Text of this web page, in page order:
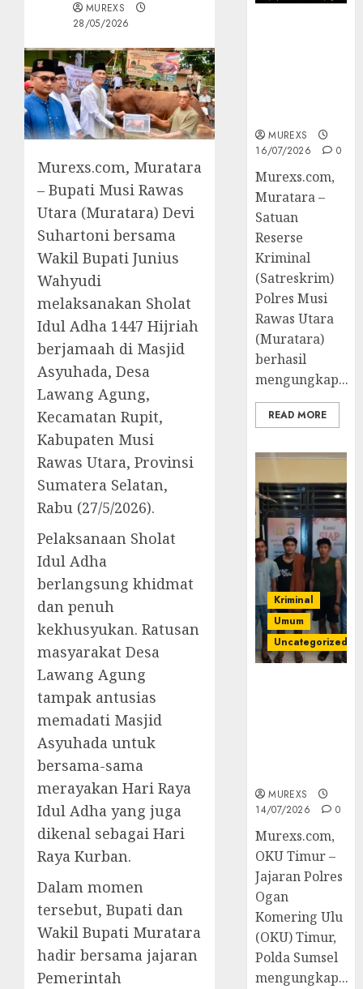
MUREXS
28/05/2026
Murexs.com, Muratara
– Bupati Musi Rawas
Utara (Muratara) Devi
Suhartoni bersama
Wakil Bupati Junius
Wahyudi
melaksanakan Sholat
Idul Adha 1447 Hijriah
berjamaah di Masjid
Asyuhada, Desa
Lawang Agung,
Kecamatan Rupit,
Kabupaten Musi
Rawas Utara, Provinsi
Sumatera Selatan,
Rabu (27/5/2026).
Pelaksanaan Sholat
Idul Adha
berlangsung khidmat
dan penuh
kekhusyukan. Ratusan
masyarakat Desa
Lawang Agung
tampak antusias
memadati Masjid
Asyuhada untuk
bersama-sama
merayakan Hari Raya
Idul Adha yang juga
dikenal sebagai Hari
Raya Kurban.
Dalam momen
tersebut, Bupati dan
Wakil Bupati Muratara
hadir bersama jajaran
Pemerintah
MUREXS
16/07/2026
0
Murexs.com,
Muratara –
Satuan
Reserse
Kriminal
(Satreskrim)
Polres Musi
Rawas Utara
(Muratara)
berhasil
mengungkap...
READ MORE
Kriminal
Umum
Uncategorized
MUREXS
14/07/2026
0
Murexs.com,
OKU Timur –
Jajaran Polres
Ogan
Komering Ulu
(OKU) Timur,
Polda Sumsel
mengungkap...